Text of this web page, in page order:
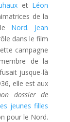
et Léon
de la
Nord. Jean
dans le film
campagne
de la
jusque-là
elle est aux
dossierde
jeunes filles
pour le Nord.